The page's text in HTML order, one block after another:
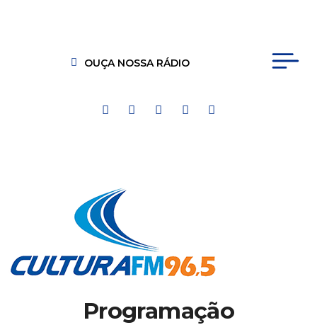
OUÇA NOSSA RÁDIO
Programação